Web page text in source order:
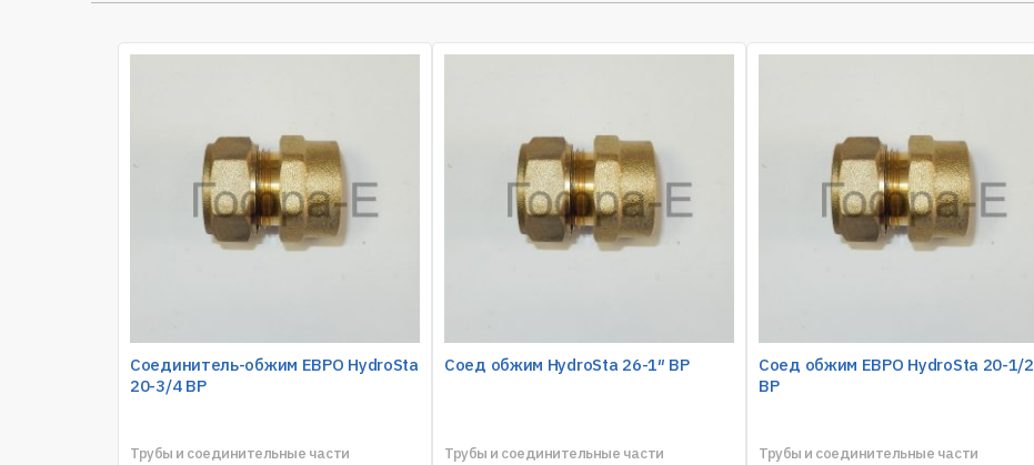
Соединитель-обжим ЕВРО HydroSta
20-3/4 ВР
Трубы и соединительные части
Соед обжим HydroSta 26-1″ ВР
Трубы и соединительные части
Соед обжим ЕВРО HydroSta 20-1/2
ВР
Трубы и соединительные части